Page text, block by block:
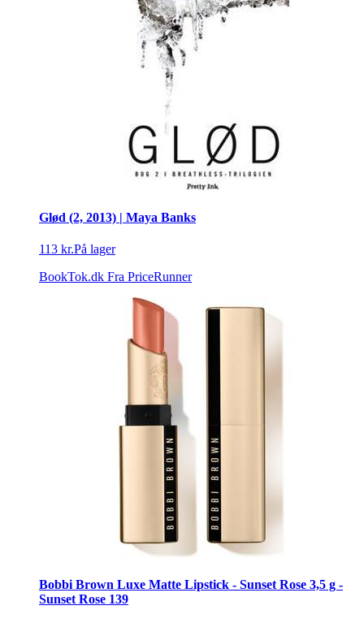
Glød (2, 2013) | Maya Banks
113 kr.På lager
BookTok.dk Fra PriceRunner
Bobbi Brown Luxe Matte Lipstick - Sunset Rose 3,5 g -
Sunset Rose 139